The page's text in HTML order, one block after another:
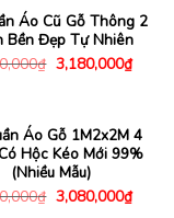
Áo Cũ Gỗ Thông 2
Bền Đẹp Tự Nhiên
₫ Giá
gốc
3,180,000₫Giá
hiện
Áo Gỗ 1M2x2M 4
Có Hộc Kéo Mới 99%
(Nhiều Mẫu)
₫ Giá
gốc
3,080,000₫Giá
hiện